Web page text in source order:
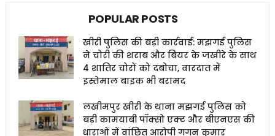
POPULAR POSTS
खीरी पुलिस की बड़ी कार्रवाई: मझगई पुलिस
ने चोरी की शराब और बियर के जखीरे के साथ
4 शातिर चोरों को दबोचा, वारदात में
इस्तेमाल बाइक भी बरामद
लखीमपुर खीरी के थाना मझगई पुलिस को
बड़ी कामयाबी पॉक्सो एक्ट और बीएनएस की
धाराओं में वांछित आरोपी गगन कुमार